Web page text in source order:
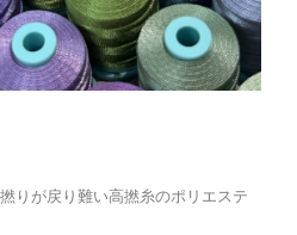
りが戻り難い高撚糸のポリエステ